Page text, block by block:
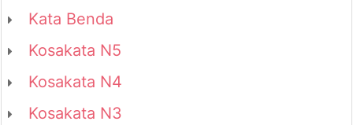
Kata Benda
Kosakata N5
Kosakata N4
Kosakata N3